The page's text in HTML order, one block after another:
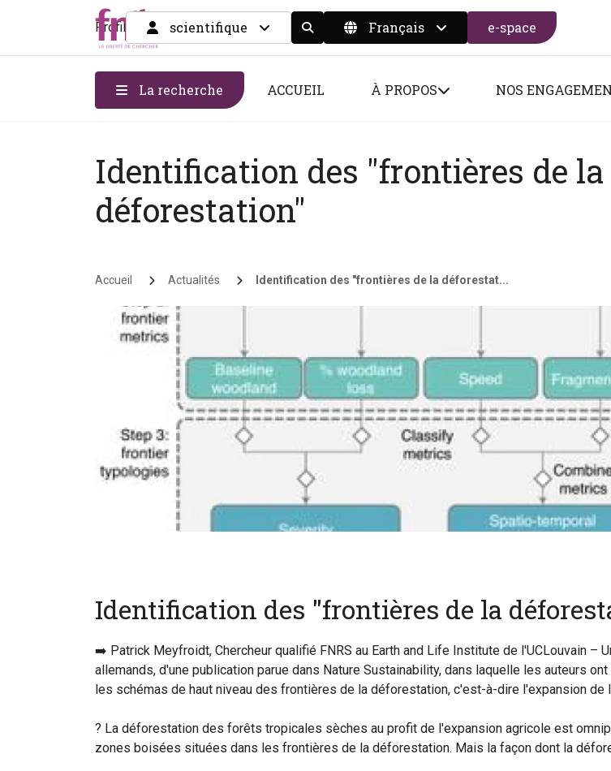
Profil scientifique Display the search form
Français e-space
La recherche ACCUEIL À PROPOS NOS
Identification des "frontières de la
déforestation"
Fil d'Ariane
Accueil Actualités Identification des "frontières de la déforestat...
Identification des "frontières de la
➡️ Patrick Meyfroidt, Chercheur qualifié FNRS au Earth and Life Institute de l'UCLouvain –
allemands, d'une publication parue dans Nature Sustainability, dans laquelle les auteurs
les schémas de haut niveau des frontières de la déforestation, c'est-à-dire l'expansion
? La déforestation des forêts tropicales sèches au profit de l'expansion agricole est
zones boisées situées dans les frontières de la déforestation. Mais la façon dont la